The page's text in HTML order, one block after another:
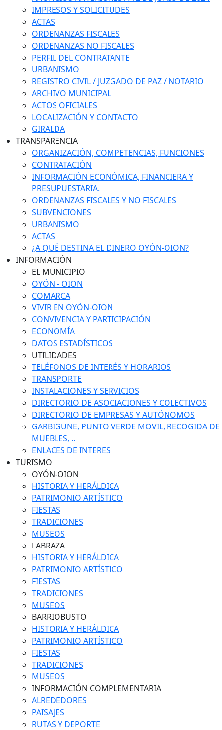
IMPRESOS Y SOLICITUDES
ACTAS
ORDENANZAS FISCALES
ORDENANZAS NO FISCALES
PERFIL DEL CONTRATANTE
URBANISMO
REGISTRO CIVIL / JUZGADO DE PAZ / NOTARIO
ARCHIVO MUNICIPAL
ACTOS OFICIALES
LOCALIZACIÓN Y CONTACTO
GIRALDA
TRANSPARENCIA
ORGANIZACIÓN, COMPETENCIAS, FUNCIONES
CONTRATACIÓN
INFORMACIÓN ECONÓMICA, FINANCIERA Y
PRESUPUESTARIA.
ORDENANZAS FISCALES Y NO FISCALES
SUBVENCIONES
URBANISMO
ACTAS
¿A QUÉ DESTINA EL DINERO OYÓN-OION?
INFORMACIÓN
EL MUNICIPIO
OYÓN - OION
COMARCA
VIVIR EN OYÓN-OION
CONVIVENCIA Y PARTICIPACIÓN
ECONOMÍA
DATOS ESTADÍSTICOS
UTILIDADES
TELÉFONOS DE INTERÉS Y HORARIOS
TRANSPORTE
INSTALACIONES Y SERVICIOS
DIRECTORIO DE ASOCIACIONES Y COLECTIVOS
DIRECTORIO DE EMPRESAS Y AUTÓNOMOS
GARBIGUNE, PUNTO VERDE MOVIL, RECOGIDA DE
MUEBLES, ..
ENLACES DE INTERES
TURISMO
OYÓN-OION
HISTORIA Y HERÁLDICA
PATRIMONIO ARTÍSTICO
FIESTAS
TRADICIONES
MUSEOS
LABRAZA
HISTORIA Y HERÁLDICA
PATRIMONIO ARTÍSTICO
FIESTAS
TRADICIONES
MUSEOS
BARRIOBUSTO
HISTORIA Y HERÁLDICA
PATRIMONIO ARTÍSTICO
FIESTAS
TRADICIONES
MUSEOS
INFORMACIÓN COMPLEMENTARIA
ALREDEDORES
PAISAJES
RUTAS Y DEPORTE